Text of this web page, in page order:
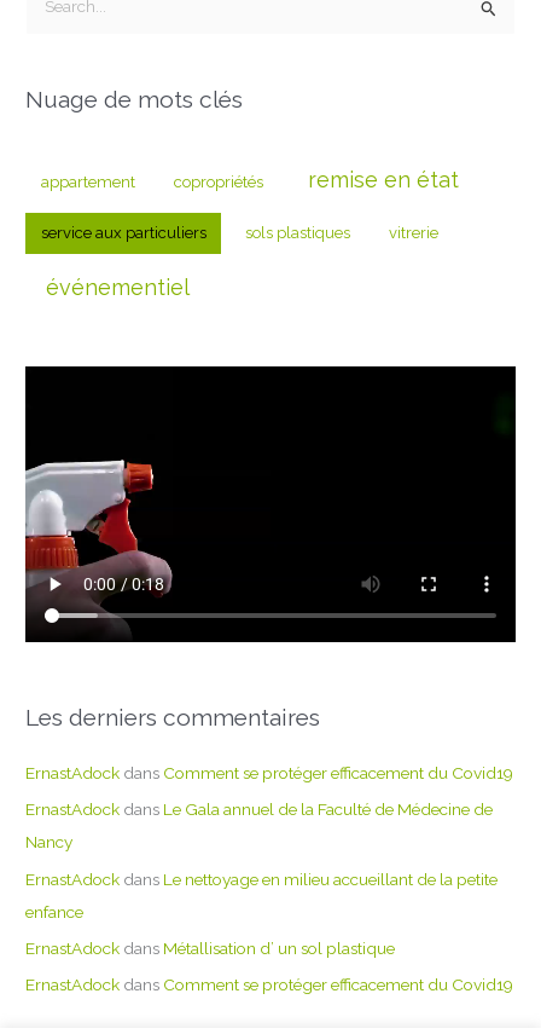
h
:
Nuage de mots clés
appartement copropriétés remise en état
service aux particuliers sols plastiques vitrerie
événementiel
Les derniers commentaires
ErnastAdock dans Comment se protéger efficacement du Covid19
ErnastAdock dans Le Gala annuel de la Faculté de Médecine de
Nancy
ErnastAdock dans Le nettoyage en milieu accueillant de la petite
enfance
ErnastAdock dans Métallisation d’ un sol plastique
ErnastAdock dans Comment se protéger efficacement du Covid19